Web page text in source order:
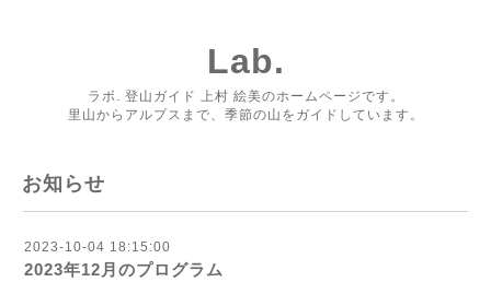
Lab.
ラボ. 登山ガイド 上村 絵美のホームページです。
里山からアルプスまで、季節の山をガイドしています。
お知らせ
2023-10-04 18:15:00
2023年12月のプログラム